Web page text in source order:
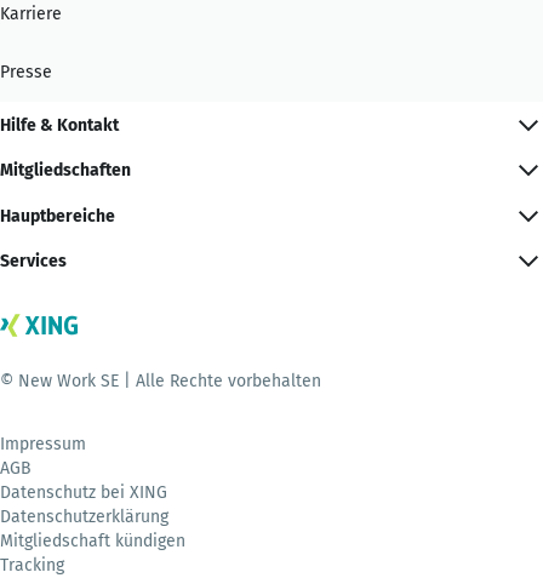
Karriere
Presse
Hilfe & Kontakt
Mitgliedschaften
Hauptbereiche
Services
© New Work SE | Alle Rechte vorbehalten
Impressum
AGB
Datenschutz bei XING
Datenschutzerklärung
Mitgliedschaft kündigen
Tracking